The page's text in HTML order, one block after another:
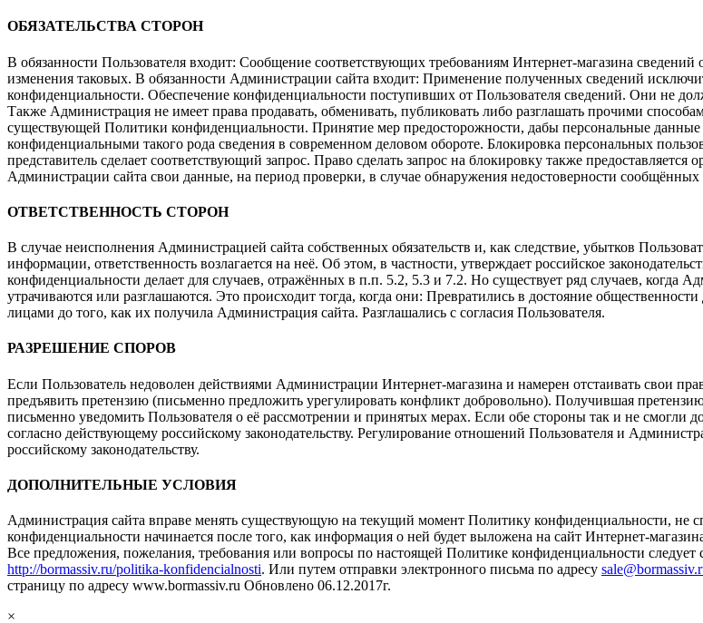
ОБЯЗАТЕЛЬСТВА СТОРОН
В обязанности Пользователя входит: Сообщение соответствующих требованиям Интернет-магазина
изменения таковых. В обязанности Администрации сайта входит: Применение полученных сведений
конфиденциальности. Обеспечение конфиденциальности поступивших от Пользователя сведений. Они не
Также Администрация не имеет права продавать, обменивать, публиковать либо разглашать прочими
существующей Политики конфиденциальности. Принятие мер предосторожности, дабы персональные данные
конфиденциальными такого рода сведения в современном деловом обороте. Блокировка персональных
представитель сделает соответствующий запрос. Право сделать запрос на блокировку также
Администрации сайта свои данные, на период проверки, в случае обнаружения недостоверности
ОТВЕТСТВЕННОСТЬ СТОРОН
В случае неисполнения Администрацией сайта собственных обязательств и, как следствие, убытков
информации, ответственность возлагается на неё. Об этом, в частности, утверждает российское
конфиденциальности делает для случаев, отражённых в п.п. 5.2, 5.3 и 7.2. Но существует ряд случаев, когда
утрачиваются или разглашаются. Это происходит тогда, когда они: Превратились в достояние
лицами до того, как их получила Администрация сайта. Разглашались с согласия Пользователя.
РАЗРЕШЕНИЕ СПОРОВ
Если Пользователь недоволен действиями Администрации Интернет-магазина и намерен отстаивать свои
предъявить претензию (письменно предложить урегулировать конфликт добровольно). Получившая
письменно уведомить Пользователя о её рассмотрении и принятых мерах. Если обе стороны так и не смогли
согласно действующему российскому законодательству. Регулирование отношений Пользователя и
российскому законодательству.
ДОПОЛНИТЕЛЬНЫЕ УСЛОВИЯ
Администрация сайта вправе менять существующую на текущий момент Политику конфиденциальности, не
конфиденциальности начинается после того, как информация о ней будет выложена на сайт Интернет-
Все предложения, пожелания, требования или вопросы по настоящей Политике конфиденциальности следует
http://bormassiv.ru/politika-konfidencialnosti. Или путем отправки электронного письма по адресу
страницу по адресу www.bormassiv.ru Обновлено 06.12.2017г.
×